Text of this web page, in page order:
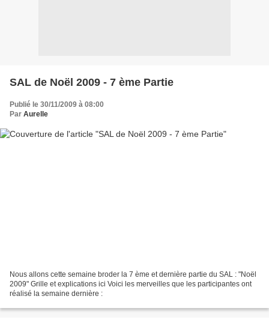
SAL de Noël 2009 - 7 ème Partie
Publié le 30/11/2009 à 08:00
Par Aurelle
Nous allons cette semaine broder la 7 ème et dernière partie du SAL : "Noël
2009" Grille et explications ici Voici les merveilles que les participantes ont
réalisé la semaine dernière :